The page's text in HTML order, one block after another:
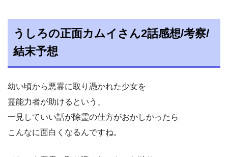
うしろの正面カムイさん2話感想/考察/
結末予想
幼い頃から悪霊に取り憑かれた少女を
霊能力者が助けるという、
一見していい話が除霊の仕方がおかしかったら
こんなに面白くなるんですね。